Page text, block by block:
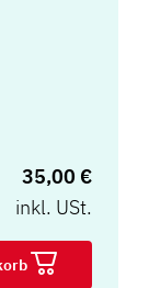
35,00 €
inkl. USt.